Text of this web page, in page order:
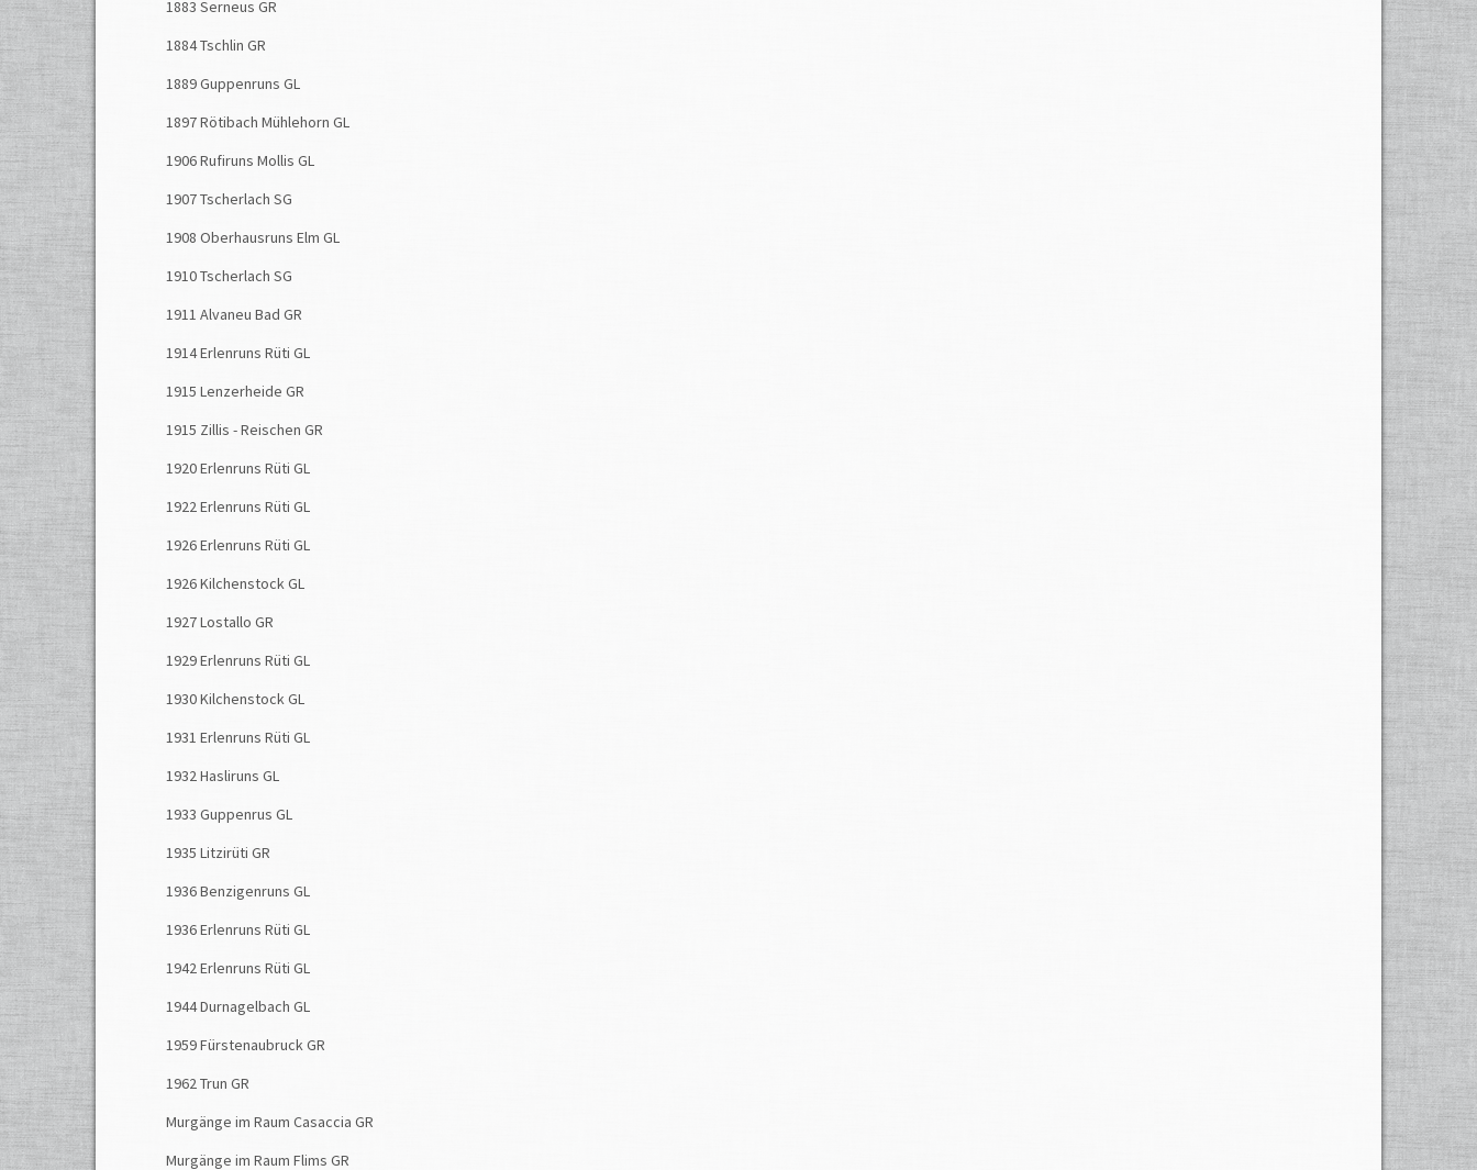
1883 Serneus GR
1884 Tschlin GR
1889 Guppenruns GL
1897 Rötibach Mühlehorn GL
1906 Rufiruns Mollis GL
1907 Tscherlach SG
1908 Oberhausruns Elm GL
1910 Tscherlach SG
1911 Alvaneu Bad GR
1914 Erlenruns Rüti GL
1915 Lenzerheide GR
1915 Zillis - Reischen GR
1920 Erlenruns Rüti GL
1922 Erlenruns Rüti GL
1926 Erlenruns Rüti GL
1926 Kilchenstock GL
1927 Lostallo GR
1929 Erlenruns Rüti GL
1930 Kilchenstock GL
1931 Erlenruns Rüti GL
1932 Hasliruns GL
1933 Guppenrus GL
1935 Litzirüti GR
1936 Benzigenruns GL
1936 Erlenruns Rüti GL
1942 Erlenruns Rüti GL
1944 Durnagelbach GL
1959 Fürstenaubruck GR
1962 Trun GR
Murgänge im Raum Casaccia GR
Murgänge im Raum Flims GR